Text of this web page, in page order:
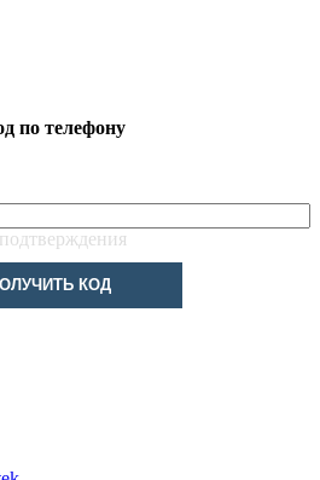
по телефону
КОД